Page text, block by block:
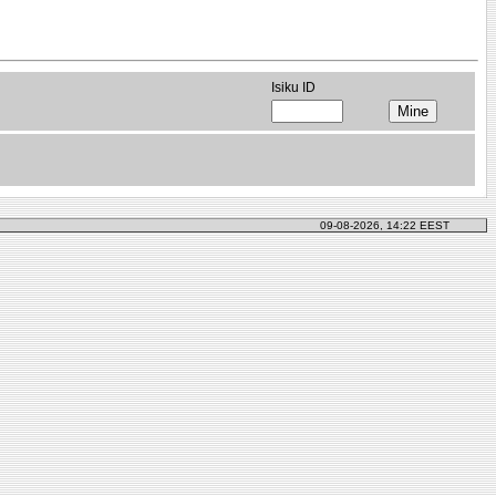
Isiku ID
09-08-2026, 14:22 EEST